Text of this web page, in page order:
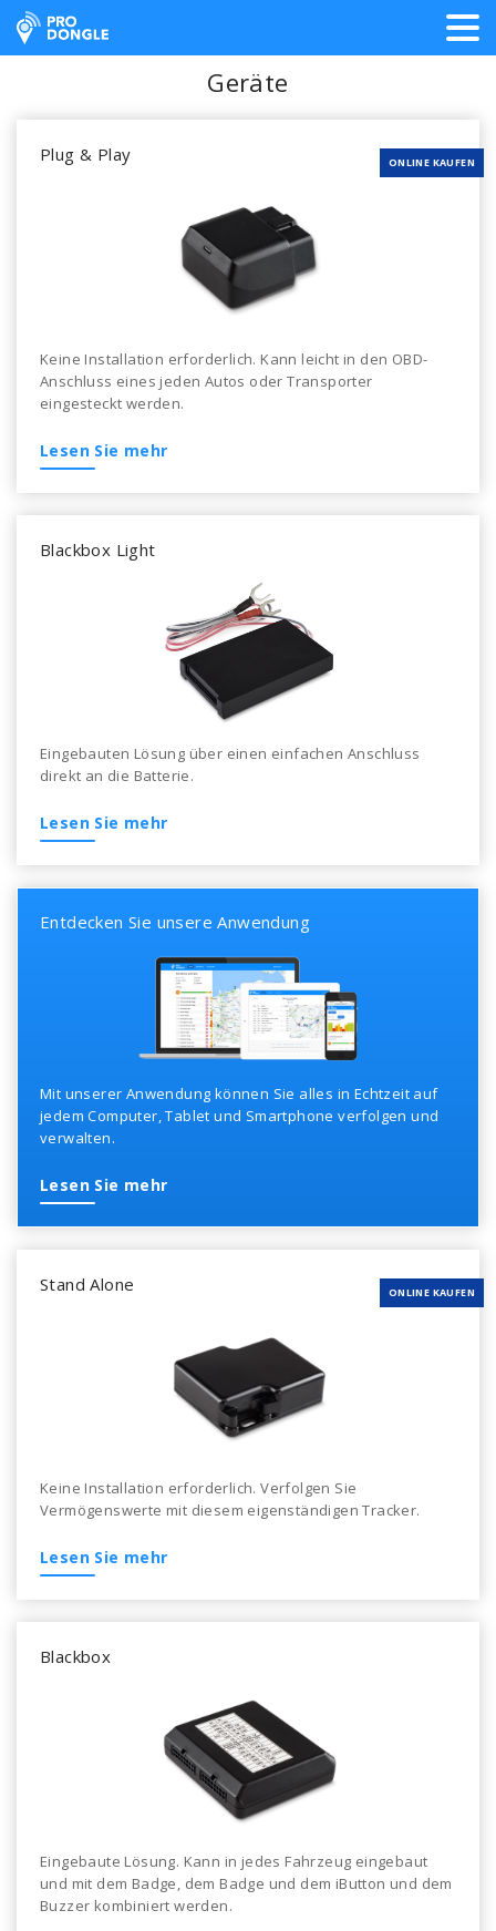
ProDongle Track & Trace
Geräte
ONLINE KAUFEN
Plug & Play
Keine Installation erforderlich. Kann leicht in den OBD-
Anschluss eines jeden Autos oder Transporter
eingesteckt werden.
Lesen Sie mehr
Blackbox Light
Eingebauten Lösung über einen einfachen Anschluss
direkt an die Batterie.
Lesen Sie mehr
Entdecken Sie unsere Anwendung
Mit unserer Anwendung können Sie alles in Echtzeit auf
jedem Computer, Tablet und Smartphone verfolgen und
verwalten.
Lesen Sie mehr
ONLINE KAUFEN
Stand Alone
Keine Installation erforderlich. Verfolgen Sie
Vermögenswerte mit diesem eigenständigen Tracker.
Lesen Sie mehr
Blackbox
Eingebaute Lösung. Kann in jedes Fahrzeug eingebaut
und mit dem Badge, dem Badge und dem iButton und dem
Buzzer kombiniert werden.